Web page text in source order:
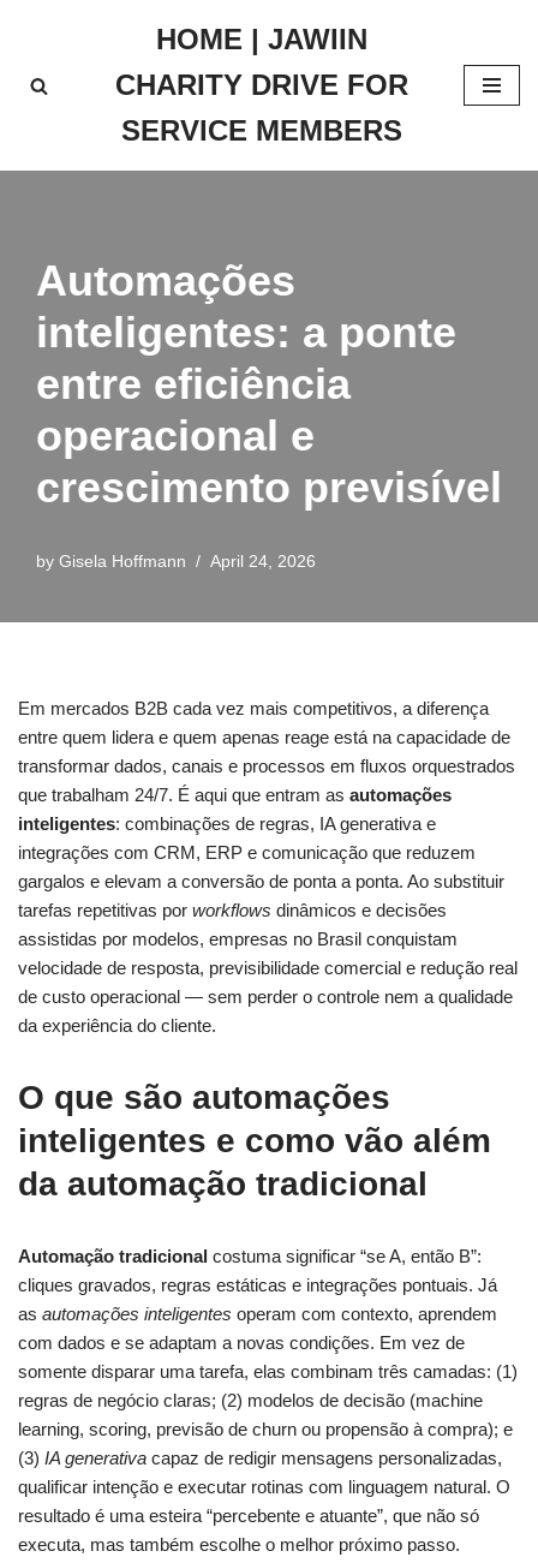
to
HOME | JAWIIN
CHARITY DRIVE FOR
SERVICE MEMBERS
Automações
inteligentes: a ponte
entre eficiência
operacional e
crescimento previsível
by Gisela Hoffmann April 24, 2026
Em mercados B2B cada vez mais competitivos, a diferença
entre quem lidera e quem apenas reage está na capacidade de
transformar dados, canais e processos em fluxos orquestrados
que trabalham 24/7. É aqui que entram as automações
inteligentes: combinações de regras, IA generativa e
integrações com CRM, ERP e comunicação que reduzem
gargalos e elevam a conversão de ponta a ponta. Ao substituir
tarefas repetitivas por workflows dinâmicos e decisões
assistidas por modelos, empresas no Brasil conquistam
velocidade de resposta, previsibilidade comercial e redução real
de custo operacional — sem perder o controle nem a qualidade
da experiência do cliente.
O que são automações
inteligentes e como vão além
da automação tradicional
Automação tradicional costuma significar “se A, então B”:
cliques gravados, regras estáticas e integrações pontuais. Já
as automações inteligentes operam com contexto, aprendem
com dados e se adaptam a novas condições. Em vez de
somente disparar uma tarefa, elas combinam três camadas: (1)
regras de negócio claras; (2) modelos de decisão (machine
learning, scoring, previsão de churn ou propensão à compra); e
(3) IA generativa capaz de redigir mensagens personalizadas,
qualificar intenção e executar rotinas com linguagem natural. O
resultado é uma esteira “percebente e atuante”, que não só
executa, mas também escolhe o melhor próximo passo.